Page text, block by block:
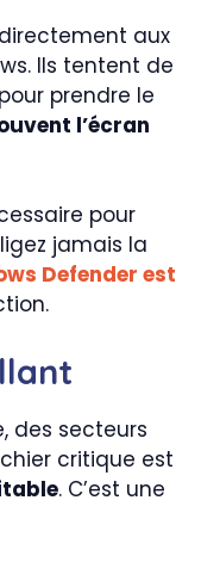
aux
Ils tentent de
prendre le
l’écran
pour
jamais la
Defender est
des secteurs
critique est
. C’est une